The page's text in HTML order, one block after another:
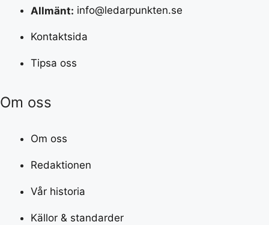
Allmänt: info@ledarpunkten.se
Kontaktsida
Tipsa oss
Om oss
Om oss
Redaktionen
Vår historia
Källor & standarder